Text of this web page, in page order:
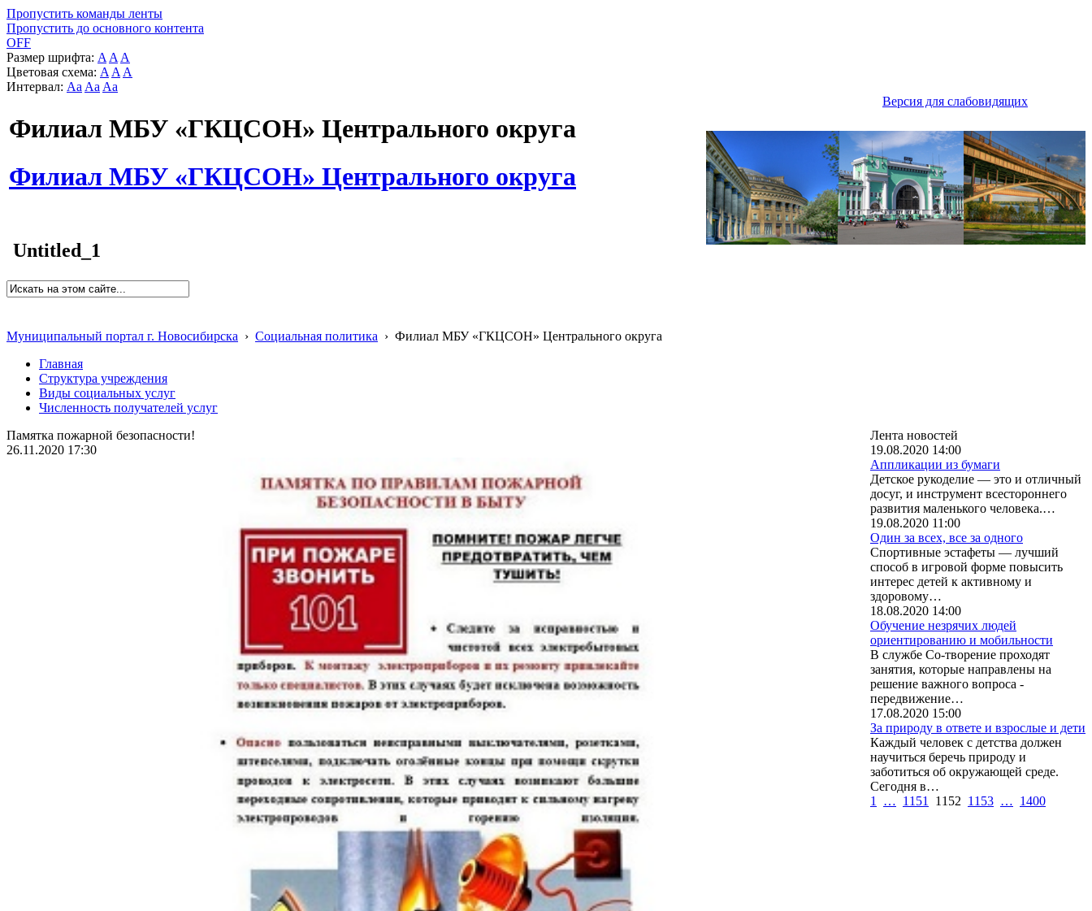
Пропустить команды ленты
Пропустить до основного контента
OFF
Размер шрифта: A A A
Цветовая схема: A A A
Интервал: Aa Aa Aa
Версия для слабовидящих
Филиал МБУ «ГКЦСОН» Центрального округа
Филиал МБУ «ГКЦСОН» Центрального округа
Untitled_1
Муниципальный портал г. Новосибирска › Социальная политика › Филиал МБУ «ГКЦСОН» Центрального округа
Главная
Структура учреждения
Виды социальных услуг
Численность получателей услуг
Памятка пожарной безопасности!
26.11.2020 17:30
Лента новостей
19.08.2020 14:00
Аппликации из бумаги
Детское рукоделие — это и отличный
досуг, и инструмент всестороннего
развития маленького человека.…
19.08.2020 11:00
Один за всех, все за одного
Спортивные эстафеты — лучший
способ в игровой форме повысить
интерес детей к активному и
здоровому…
18.08.2020 14:00
Обучение незрячих людей
ориентированию и мобильности
В службе Со-творение проходят
занятия, которые направлены на
решение важного вопроса -
передвижение…
17.08.2020 15:00
За природу в ответе и взрослые и дети
Каждый человек с детства должен
научиться беречь природу и
заботиться об окружающей среде.
Сегодня в…
1
… 1151 1152 1153 … 1400